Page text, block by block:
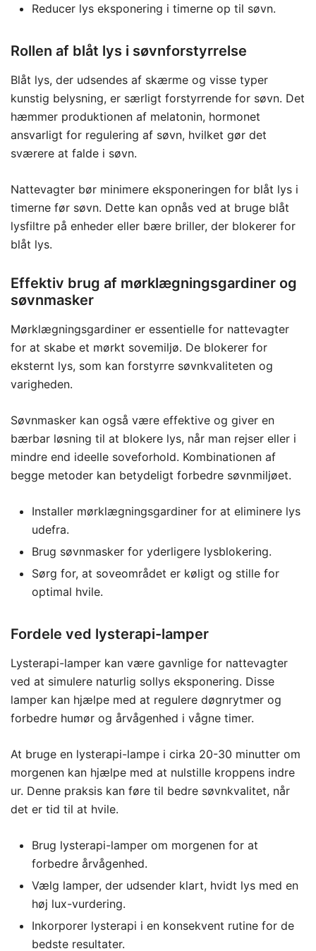
Reducer lys eksponering i timerne op til søvn.
Rollen af blåt lys i søvnforstyrrelse
Blåt lys, der udsendes af skærme og visse typer
kunstig belysning, er særligt forstyrrende for søvn. Det
hæmmer produktionen af melatonin, hormonet
ansvarligt for regulering af søvn, hvilket gør det
sværere at falde i søvn.
Nattevagter bør minimere eksponeringen for blåt lys i
timerne før søvn. Dette kan opnås ved at bruge blåt
lysfiltre på enheder eller bære briller, der blokerer for
blåt lys.
Effektiv brug af mørklægningsgardiner og
søvnmasker
Mørklægningsgardiner er essentielle for nattevagter
for at skabe et mørkt sovemiljø. De blokerer for
eksternt lys, som kan forstyrre søvnkvaliteten og
varigheden.
Søvnmasker kan også være effektive og giver en
bærbar løsning til at blokere lys, når man rejser eller i
mindre end ideelle soveforhold. Kombinationen af
begge metoder kan betydeligt forbedre søvnmiljøet.
Installer mørklægningsgardiner for at eliminere lys
udefra.
Brug søvnmasker for yderligere lysblokering.
Sørg for, at soveområdet er køligt og stille for
optimal hvile.
Fordele ved lysterapi-lamper
Lysterapi-lamper kan være gavnlige for nattevagter
ved at simulere naturlig sollys eksponering. Disse
lamper kan hjælpe med at regulere døgnrytmer og
forbedre humør og årvågenhed i vågne timer.
At bruge en lysterapi-lampe i cirka 20-30 minutter om
morgenen kan hjælpe med at nulstille kroppens indre
ur. Denne praksis kan føre til bedre søvnkvalitet, når
det er tid til at hvile.
Brug lysterapi-lamper om morgenen for at
forbedre årvågenhed.
Vælg lamper, der udsender klart, hvidt lys med en
høj lux-vurdering.
Inkorporer lysterapi i en konsekvent rutine for de
bedste resultater.